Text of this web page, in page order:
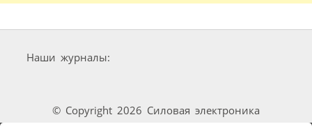
Наши журналы:
© Copyright 2026 Силовая электроника